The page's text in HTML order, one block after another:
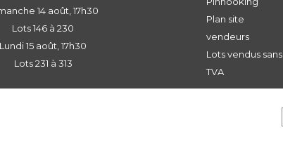
14 août, 17h30
Lots 146 à 230
Lundi 15 août, 17h30
Lots 231 à 313
Plan site
vendeurs
Lots vendus sans
TVA